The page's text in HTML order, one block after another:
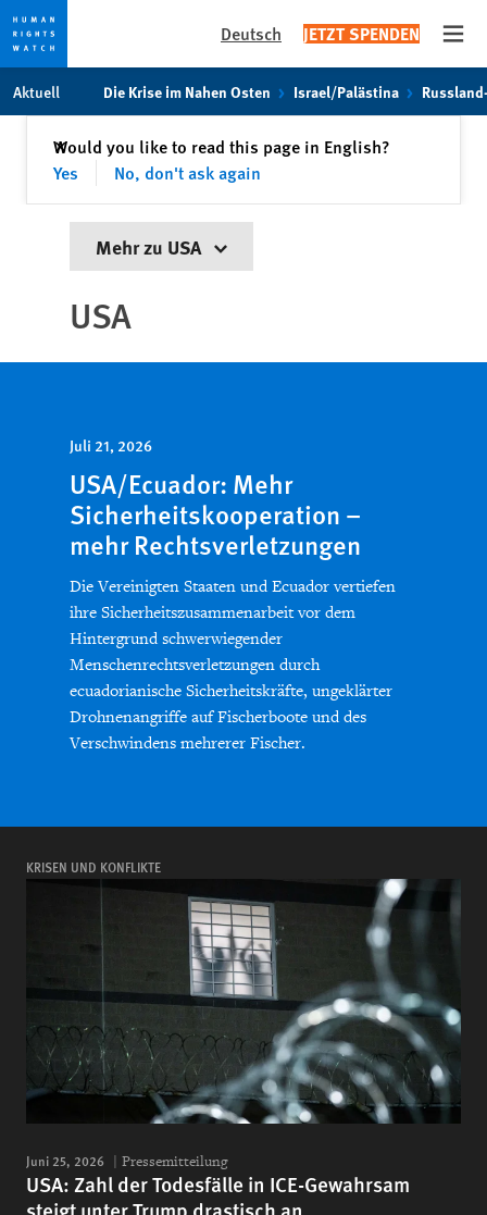
Skip
to
Skip
to
content
Deutsch JETZT SPENDEN
Aktuell Die Krise im Nahen Osten Israel/Palästina
Would you like to read this page in English?
Yes
No, don't ask again
✕Schließen
Mehr zu USA
USA
Juli 21, 2026
USA/Ecuador: Mehr
Sicherheitskooperation –
mehr Rechtsverletzungen
Die Vereinigten Staaten und Ecuador vertiefen
ihre Sicherheitszusammenarbeit vor dem
Hintergrund schwerwiegender
Menschenrechtsverletzungen durch
ecuadorianische Sicherheitskräfte, ungeklärter
Drohnenangriffe auf Fischerboote und des
Verschwindens mehrerer Fischer.
KRISEN UND KONFLIKTE
Juni 25, 2026 Pressemitteilung
USA: Zahl der Todesfälle in ICE-Gewahrsam